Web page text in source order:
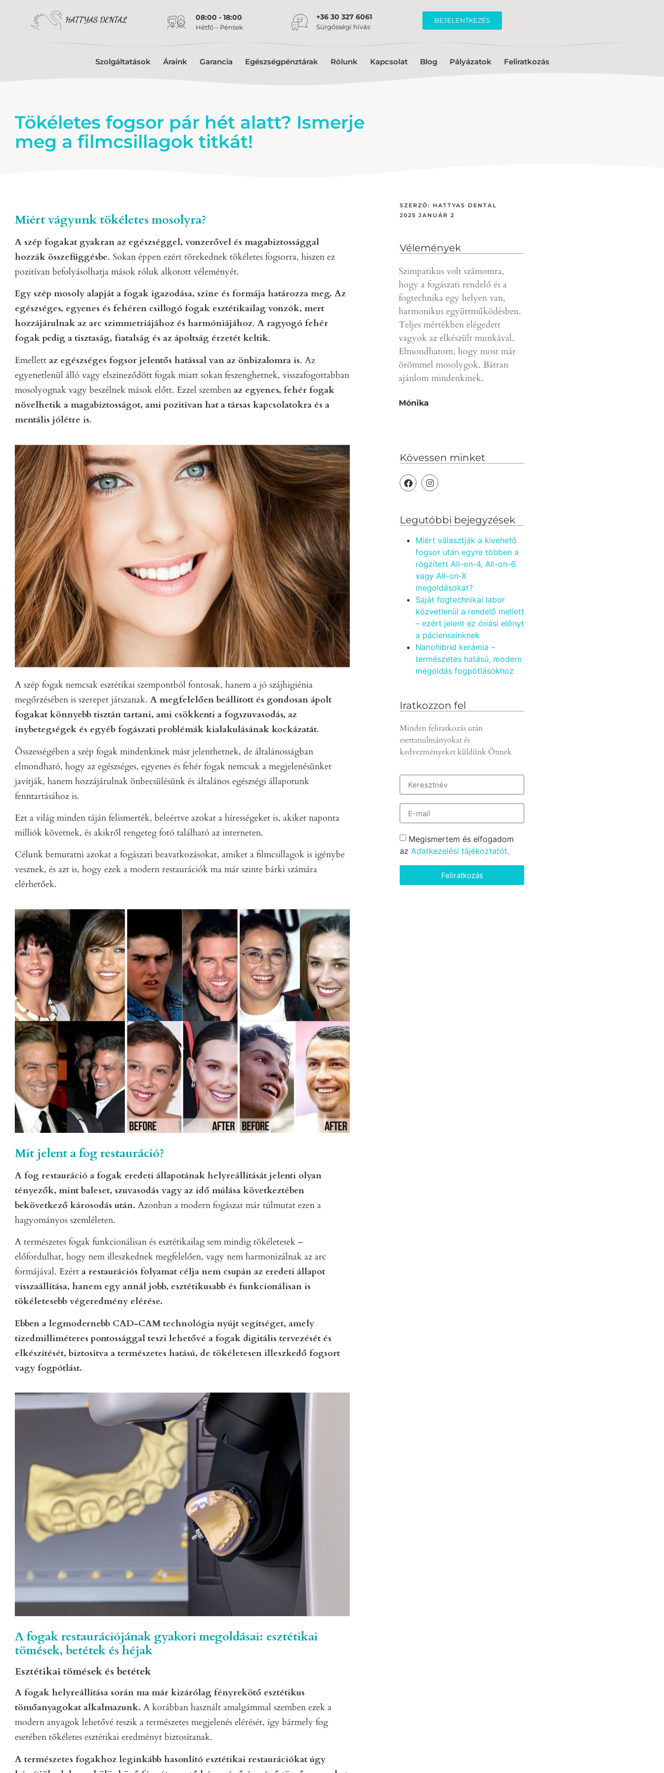
08:00 - 18:00
Hétfő – Péntek
+36 30 327 6061
Sürgősségi hívás
BEJELENTKEZÉS
Szolgáltatások Áraink Garancia Egészségpénztárak Rólunk Kapcsolat Blog Pályázatok Feliratkozás
Tökéletes fogsor pár hét alatt? Ismerje
meg a filmcsillagok titkát!
Miért vágyunk tökéletes mosolyra?
A szép fogakat gyakran az egészséggel, vonzerővel és magabiztossággal
hozzák összefüggésbe. Sokan éppen ezért törekednek tökéletes fogsorra, hiszen ez
pozitívan befolyásolhatja mások róluk alkotott véleményét.
Egy szép mosoly alapját a fogak igazodása, színe és formája határozza meg. Az
egészséges, egyenes és fehéren csillogó fogak esztétikailag vonzók, mert
hozzájárulnak az arc szimmetriájához és harmóniájához. A ragyogó fehér
fogak pedig a tisztaság, fiatalság és az ápoltság érzetét keltik.
Emellett az egészséges fogsor jelentős hatással van az önbizalomra is. Az
egyenetlenül álló vagy elszíneződött fogak miatt sokan feszenghetnek, visszafogottabban
mosolyognak vagy beszélnek mások előtt. Ezzel szemben az egyenes, fehér fogak
növelhetik a magabiztosságot, ami pozitívan hat a társas kapcsolatokra és a
mentális jólétre is.
A szép fogak nemcsak esztétikai szempontból fontosak, hanem a jó szájhigiénia
megőrzésében is szerepet játszanak. A megfelelően beállított és gondosan ápolt
fogakat könnyebb tisztán tartani, ami csökkenti a fogszuvasodás, az
ínybetegségek és egyéb fogászati problémák kialakulásának kockázatát.
Összességében a szép fogak mindenkinek mást jelenthetnek, de általánosságban
elmondható, hogy az egészséges, egyenes és fehér fogak nemcsak a megjelenésünket
javítják, hanem hozzájárulnak önbecsülésünk és általános egészségi állapotunk
fenntartásához is.
Ezt a világ minden táján felismerték, beleértve azokat a hírességeket is, akiket naponta
milliók követnek, és akikről rengeteg fotó található az interneten.
Célunk bemutatni azokat a fogászati beavatkozásokat, amiket a filmcsillagok is igénybe
vesznek, és azt is, hogy ezek a modern restaurációk ma már szinte bárki számára
elérhetőek.
Mit jelent a fog restauráció?
A fog restauráció a fogak eredeti állapotának helyreállítását jelenti olyan
tényezők, mint baleset, szuvasodás vagy az idő múlása következtében
bekövetkező károsodás után. Azonban a modern fogászat már túlmutat ezen a
hagyományos szemléleten.
A természetes fogak funkcionálisan és esztétikailag sem mindig tökéletesek –
előfordulhat, hogy nem illeszkednek megfelelően, vagy nem harmonizálnak az arc
formájával. Ezért a restaurációs folyamat célja nem csupán az eredeti állapot
visszaállítása, hanem egy annál jobb, esztétikusabb és funkcionálisan is
tökéletesebb végeredmény elérése.
Ebben a legmodernebb CAD-CAM technológia nyújt segítséget, amely
tizedmilliméteres pontossággal teszi lehetővé a fogak digitális tervezését és
elkészítését, biztosítva a természetes hatású, de tökéletesen illeszkedő fogsort
vagy fogpótlást.
A fogak restaurációjának gyakori megoldásai: esztétikai
tömések, betétek és héjak
Esztétikai tömések és betétek
A fogak helyreállítása során ma már kizárólag fényrekötő esztétikus
tömőanyagokat alkalmazunk. A korábban használt amalgámmal szemben ezek a
modern anyagok lehetővé teszik a természetes megjelenés elérését, így bármely fog
esetében tökéletes esztétikai eredményt biztosítanak.
A természetes fogakhoz leginkább hasonlító esztétikai restaurációkat úgy
SZERZŐ: HATTYAS DENTAL
2025 JANUÁR 2
Vélemények
Szimpatikus volt számomra,
hogy a fogászati rendelő és a
fogtechnika egy helyen van,
harmonikus együttműködésben.
Teljes mértékben elégedett
vagyok az elkészült munkával.
Elmondhatom, hogy most már
örömmel mosolygok. Bátran
ajánlom mindenkinek.
Mónika
Kövessen minket
Legutóbbi bejegyzések
Miért választják a kivehető
fogsor után egyre többen a
rögzített All-on-4, All-on-6
vagy All-on-X
megoldásokat?
Saját fogtechnikai labor
közvetlenül a rendelő mellett
– ezért jelent ez óriási előnyt
a pácienseinknek
Nanohibrid kerámia –
természetes hatású, modern
megoldás fogpótlásokhoz
Iratkozzon fel
Minden feliratkozás után
esettanulmányokat és
kedvezményeket küldünk Önnek
Megismertem és elfogadom
az Adatkezelési tájékoztatót.
Feliratkozás